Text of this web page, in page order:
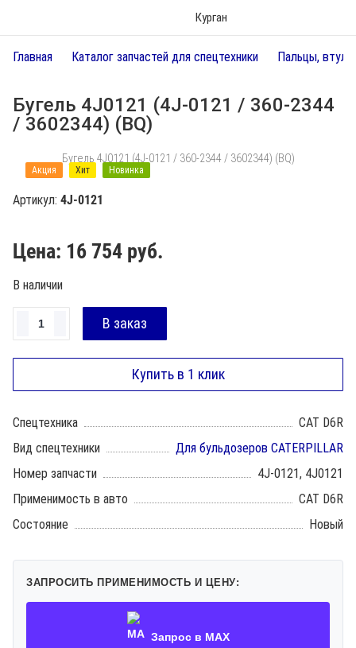
Курган
Главная Каталог запчастей для спецтехники Пальцы,
Бугель 4J0121 (4J-0121 / 360-2344
/ 3602344) (BQ)
Акция Хит Новинка
Бугель 4J0121 (4J-0121 / 360-2344 / 3602344) (BQ)
Артикул: 4J-0121
Цена: 16 754 руб.
В наличии
Спецтехника
CAT D6R
Вид спецтехники
Для бульдозеров CATERPILLAR
Номер запчасти
4J-0121, 4J0121
Применимость в авто
CAT D6R
Состояние
Новый
ЗАПРОСИТЬ ПРИМЕНИМОСТЬ И ЦЕНУ:
Запрос в MAX